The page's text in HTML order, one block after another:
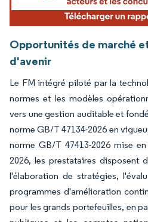
Opportunités de marché
d'avenir
Le FM intégré piloté par la
normes et les modèles
vers une gestion auditable et
norme GB/T 47134-2026 en
norme GB/T 47413-2026 mise
2026, les prestataires disposent
l'élaboration de stratégies,
programmes d'amélioration
pour les grands portefeuilles, en